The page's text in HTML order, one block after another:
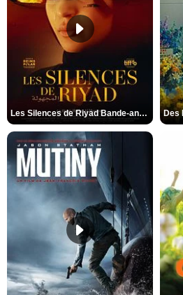
Les Silences de Riyad Bande-annonce VO STFR